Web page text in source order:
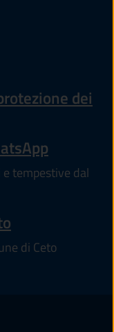
dei
tempestive dal
di Ceto